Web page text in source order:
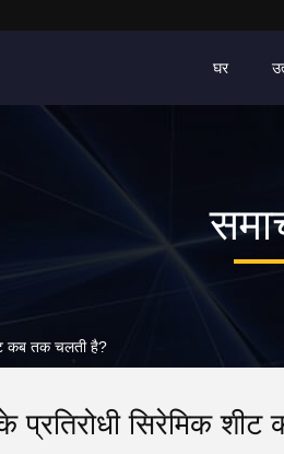
घर
कब तक चलती है?
प्रतिरोधी सिरेमिक